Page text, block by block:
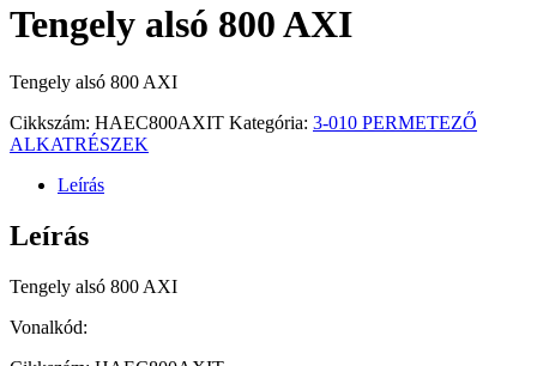
Tengely alsó 800 AXI
Tengely alsó 800 AXI
Cikkszám: HAEC800AXIT Kategória: 3-010 PERMETEZŐ
ALKATRÉSZEK
Leírás
Leírás
Tengely alsó 800 AXI
Vonalkód: